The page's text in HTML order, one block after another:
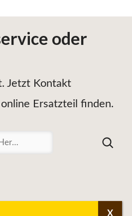
oder
Jetzt Kontakt
Ersatzteil finden.